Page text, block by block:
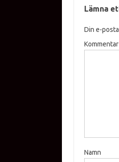
Lämna
Din e-
Kommentar
Namn